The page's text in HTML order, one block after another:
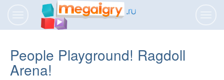
Переключить
навигацию
People Playground! Ragdoll
Arena!